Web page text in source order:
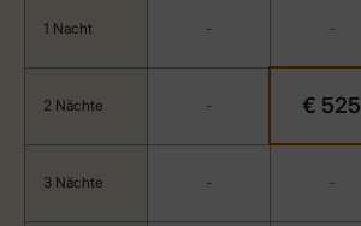
1 Nacht - -
2 Nächte - € 525
3 Nächte - -